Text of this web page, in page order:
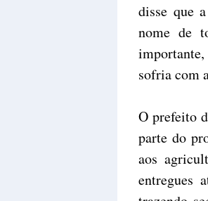
disse que
nome de
sofria com
O prefeito
parte do
aos
entregues